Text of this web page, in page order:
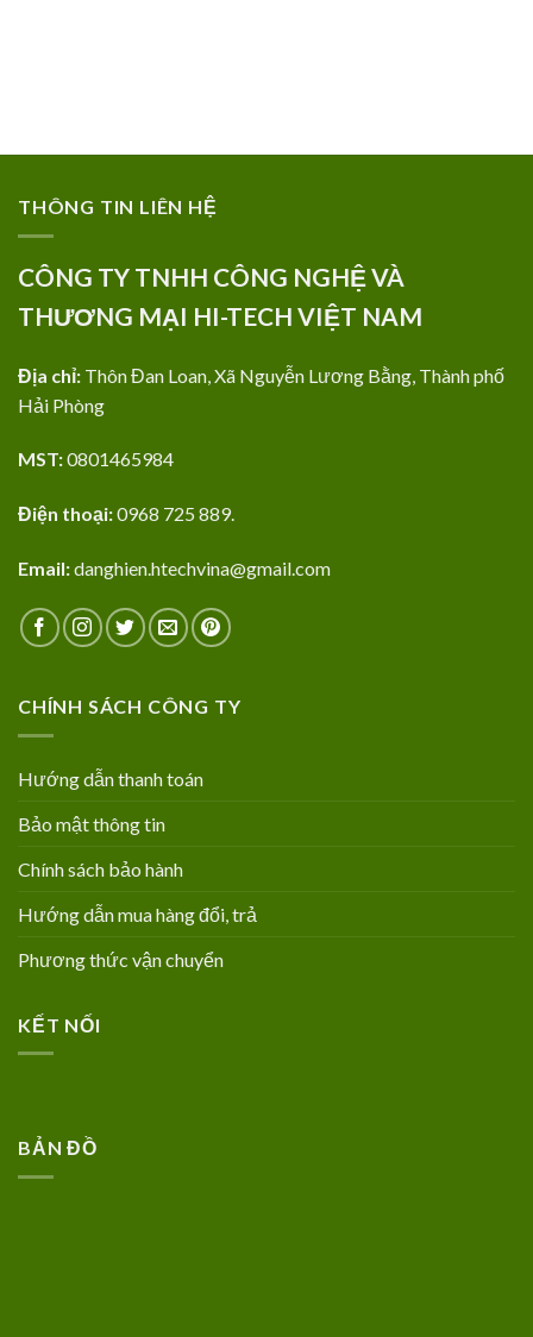
THÔNG TIN LIÊN HỆ
CÔNG TY TNHH CÔNG NGHỆ VÀ
THƯƠNG MẠI HI-TECH VIỆT NAM
Địa chỉ: Thôn Đan Loan, Xã Nguyễn Lương Bằng, Thành phố
Hải Phòng
MST:0801465984
Điện thoại:0968 725 889.
Email:danghien.htechvina@gmail.com
CHÍNH SÁCH CÔNG TY
Hướng dẫn thanh toán
Bảo mật thông tin
Chính sách bảo hành
Hướng dẫn mua hàng đổi, trả
Phương thức vận chuyển
KẾT NỐI
BẢN ĐỒ